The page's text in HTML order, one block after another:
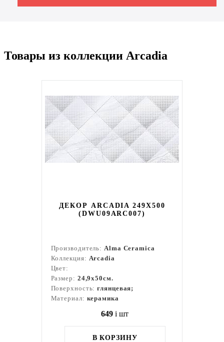
Товары из коллекции Arcadia
ДЕКОР ARCADIA 249X500
(DWU09ARC007)
Производитель:Alma Ceramica
Коллекция: Arcadia
Цвет:
Размер: 24,9x50см.
Поверхность:глянцевая;
Материал: керамика
649 i шт
В КОРЗИНУ